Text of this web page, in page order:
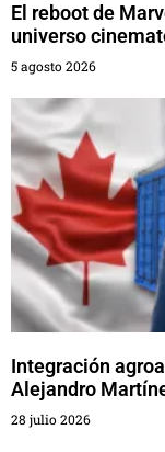
El reboot de
universo
5 agosto 2026
Integración
Alejandro
28 julio 2026